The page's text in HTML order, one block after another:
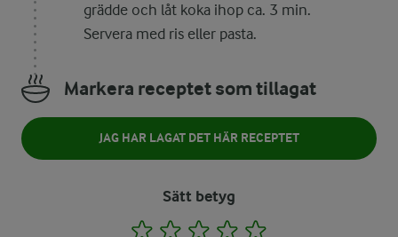
grädde och låt koka ihop ca. 3 min.
Servera med ris eller pasta.
Markera receptet som tillagat
JAG HAR LAGAT DET HÄR RECEPTET
Sätt betyg
1 2 3 4